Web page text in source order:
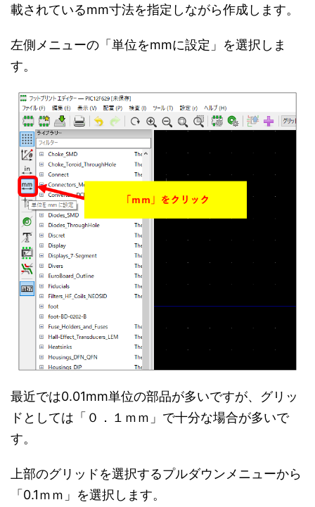
載されているmm寸法を指定しながら作成します。
左側メニューの「単位をmmに設定」を選択しま
す。
最近では0.01mm単位の部品が多いですが、グリッ
ドとしては「０．１ｍｍ」で十分な場合が多いで
す。
上部のグリッドを選択するプルダウンメニューから
「0.1ｍｍ」を選択します。